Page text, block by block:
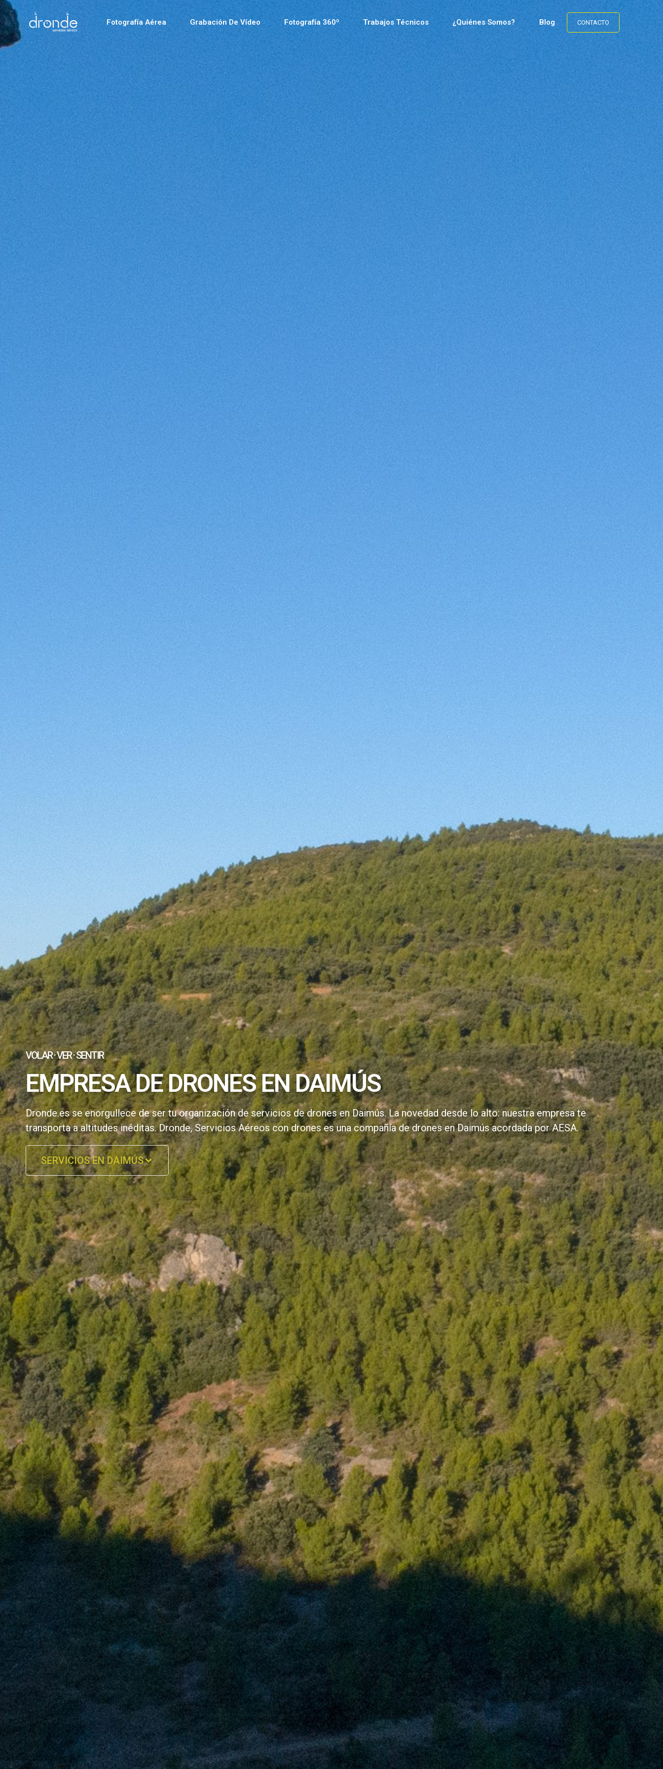
Fotografía Aérea Grabación De Vídeo Fotografía 360º Trabajos Técnicos ¿Quiénes Somos? Blog CONTACTO
VOLAR · VER · SENTIR
EMPRESA DE DRONES EN DAIMÚS
Dronde.es se enorgullece de ser tu organización de servicios de drones en Daimús. La novedad desde lo alto: nuestra empresa te
transporta a altitudes inéditas. Dronde, Servicios Aéreos con drones es una compañía de drones en Daimús acordada por AESA.
SERVICIOS EN DAIMÚS